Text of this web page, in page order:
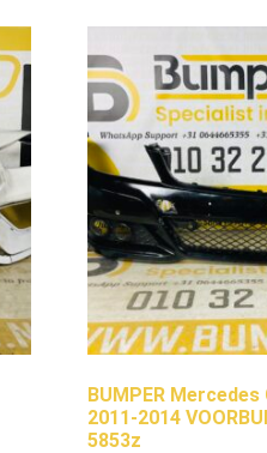
BUMPER Mercedes
2011-2014
5853z